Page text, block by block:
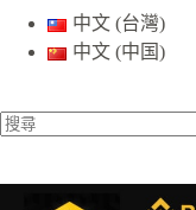
中文 (台灣)
中文 (中国)
不